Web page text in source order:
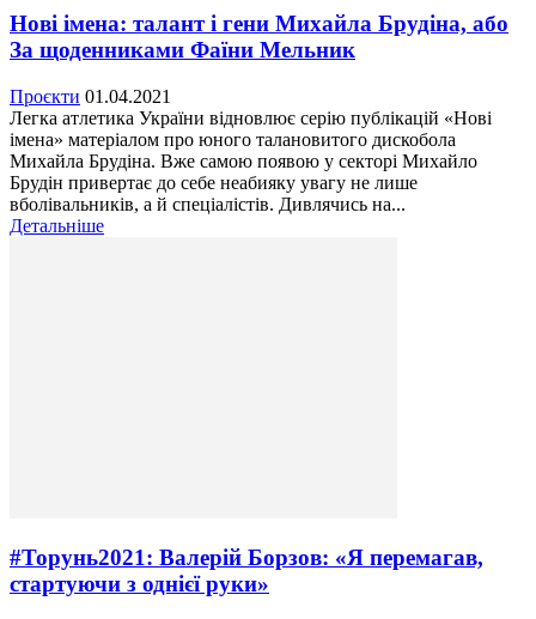
Нові імена: талант і гени Михайла Брудіна, або
За щоденниками Фаїни Мельник
Проєкти 01.04.2021
Легка атлетика України відновлює серію публікацій «Нові
імена» матеріалом про юного талановитого дискобола
Михайла Брудіна. Вже самою появою у секторі Михайло
Брудін привертає до себе неабияку увагу не лише
вболівальників, а й спеціалістів. Дивлячись на...
Детальніше
#Торунь2021: Валерій Борзов: «Я перемагав,
стартуючи з однієї руки»